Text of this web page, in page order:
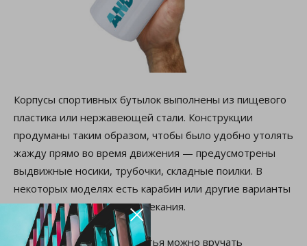
Корпусы спортивных бутылок выполнены из пищевого
пластика или нержавеющей стали. Конструкции
продуманы таким образом, чтобы было удобно утолять
жажду прямо во время движения — предусмотрены
выдвижные носики, трубочки, складные поилки. В
некоторых моделях есть карабин или другие варианты
крепления, защита от протекания.
Рекламные ёмкости для питья можно вручать